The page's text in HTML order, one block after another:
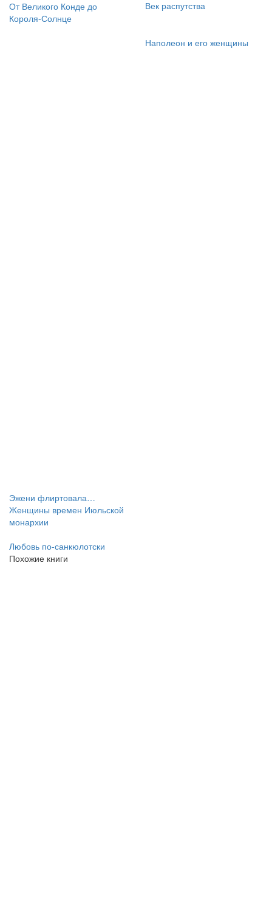
От Великого Конде до
Короля-Солнце
Век распутства
Эжени флиртовала…
Женщины времен Июльской
монархии
Наполеон и его женщины
Любовь по-санкюлотски
Похожие книги